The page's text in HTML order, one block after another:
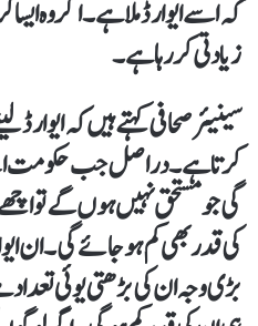
کہ اسے ایوارڈ ملا ہے۔ اگر وہ
زیادتی کر رہا ہے۔
سینیئر صحافی کہتے ہیں کہ ایوارڈ
کرتا ہے۔ دراصل جب حکومت
گی جو مستحق نہیں ہوں گے تو
کی قدر بھی کم ہو جائے گی۔ ان
بڑی وجہ ان کی بڑھتی یوئی تعداد